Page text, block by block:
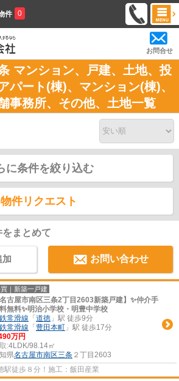
件 0
お問合せ
マンション、戸建、土地、投
パート(棟)、マンション(棟)、
事務所、その他、土地一覧
に条件を絞り込む
物件リクエスト
まとめて
加 お問い合わせ
｜新築一戸建
名古屋市南区三条2丁目2603新築戸建】✨️仲介手
無料✨️明治小学校・明豊中学校
常滑線 「 道徳 」駅 徒歩9分
常滑線 「 豊田本町 」駅 徒歩17分
万円
:4LDK/98.14㎡
県名古屋市南区三条 ２丁目2603
駅徒歩８分！施工：飯田産業